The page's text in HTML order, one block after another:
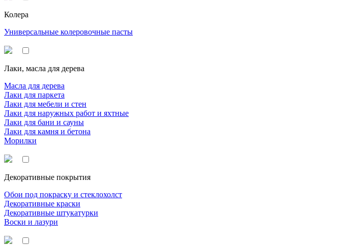
Колера
Универсальные колеровочные пасты
Лаки, масла для дерева
Масла для дерева
Лаки для паркета
Лаки для мебели и стен
Лаки для наружных работ и яхтные
Лаки для бани и сауны
Лаки для камня и бетона
Морилки
Декоративные покрытия
Обои под покраску и стеклохолст
Декоративные краски
Декоративные штукатурки
Воски и лазури